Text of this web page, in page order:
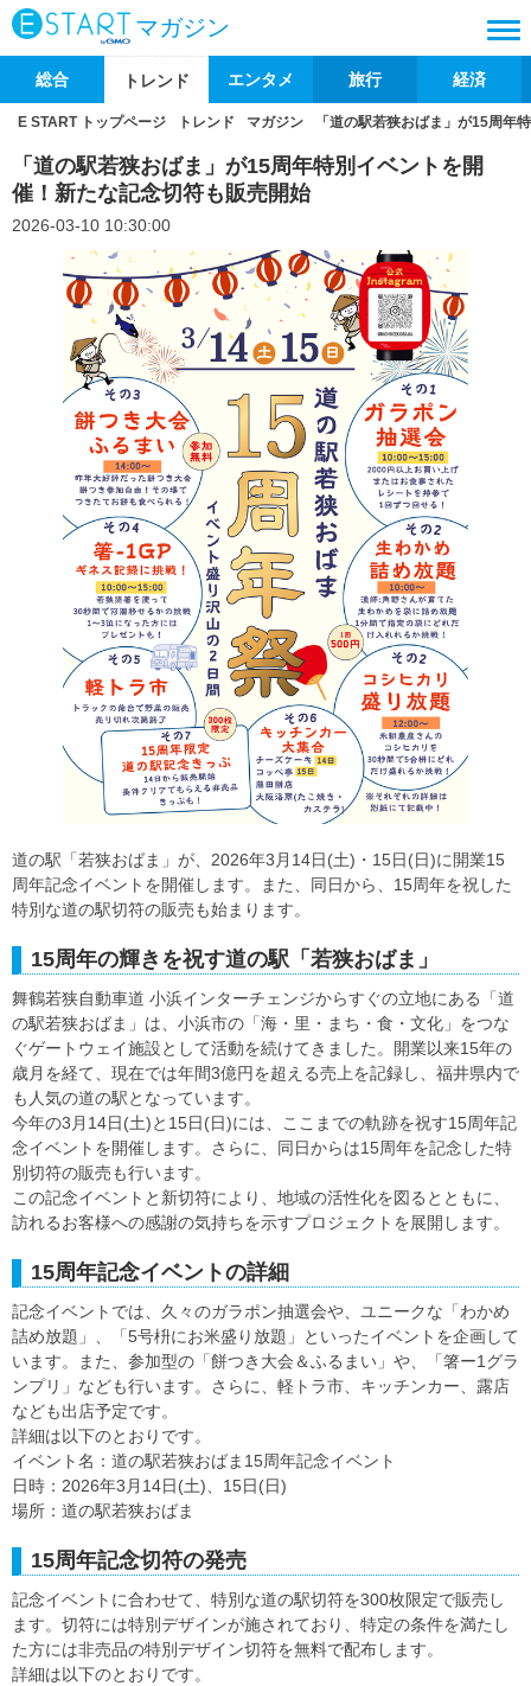
マガジン
総合 トレンド エンタメ 旅行 経済
E START トップページ トレンド マガジン 「道の駅若狭おばま」が15周年
「道の駅若狭おばま」が15周年特別イベントを開
催！新たな記念切符も販売開始
2026-03-10 10:30:00
道の駅「若狭おばま」が、2026年3月14日(土)・15日(日)に開業15
周年記念イベントを開催します。また、同日から、15周年を祝した
特別な道の駅切符の販売も始まります。
15周年の輝きを祝す道の駅「若狭おばま」
舞鶴若狭自動車道 小浜インターチェンジからすぐの立地にある「道
の駅若狭おばま」は、小浜市の「海・里・まち・食・文化」をつな
ぐゲートウェイ施設として活動を続けてきました。開業以来15年の
歳月を経て、現在では年間3億円を超える売上を記録し、福井県内で
も人気の道の駅となっています。
今年の3月14日(土)と15日(日)には、ここまでの軌跡を祝す15周年記
念イベントを開催します。さらに、同日からは15周年を記念した特
別切符の販売も行います。
この記念イベントと新切符により、地域の活性化を図るとともに、
訪れるお客様への感謝の気持ちを示すプロジェクトを展開します。
15周年記念イベントの詳細
記念イベントでは、久々のガラポン抽選会や、ユニークな「わかめ
詰め放題」、「5号枡にお米盛り放題」といったイベントを企画して
います。また、参加型の「餅つき大会＆ふるまい」や、「箸ー1グラ
ンプリ」なども行います。さらに、軽トラ市、キッチンカー、露店
なども出店予定です。
詳細は以下のとおりです。
イベント名：道の駅若狭おばま15周年記念イベント
日時：2026年3月14日(土)、15日(日)
場所：道の駅若狭おばま
15周年記念切符の発売
記念イベントに合わせて、特別な道の駅切符を300枚限定で販売し
ます。切符には特別デザインが施されており、特定の条件を満たし
た方には非売品の特別デザイン切符を無料で配布します。
詳細は以下のとおりです。